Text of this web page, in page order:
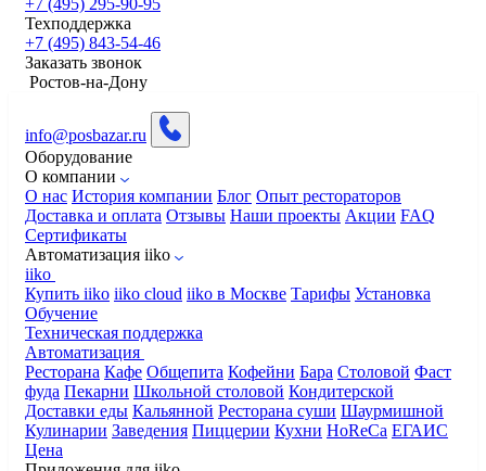
Техподдержка
+7 (495) 843-54-46
Заказать звонок
​Ростов-на-Дону
info@posbazar.ru
Оборудование
О компании
О нас История компании Блог Опыт рестораторов
Доставка и оплата Отзывы Наши проекты Акции FAQ
Сертификаты
Автоматизация iiko
iiko
Купить iiko iiko cloud iiko в Москве Тарифы Установка
Обучение
Техническая поддержка
Автоматизация
Ресторана Кафе Общепита Кофейни Бара Столовой Фаст
фуда Пекарни Школьной столовой Кондитерской
Доставки еды Кальянной Ресторана суши Шаурмишной
Кулинарии Заведения Пиццерии Кухни HoReCa ЕГАИС
Цена